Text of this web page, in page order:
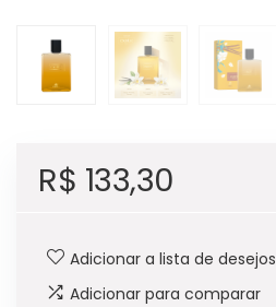
R$ 133,30
Adicionar a lista de desejos
Adicionar para comparar